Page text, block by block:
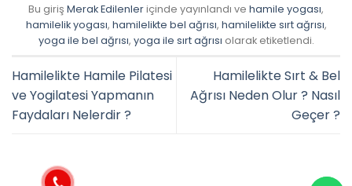
Bu giriş Merak Edilenleriçinde yayınlandı ve hamile yogası,
hamilelik yogası, hamilelikte bel ağrısı, hamilelikte sırt ağrısı,
yoga ile bel ağrısı, yoga ile sırt ağrısı olarak etiketlendi.
Hamilelikte Hamile Pilatesi
ve Yogilatesi Yapmanın
Faydaları Nelerdir ?
Hamilelikte Sırt & Bel
Ağrısı Neden Olur ? Nasıl
Geçer ?